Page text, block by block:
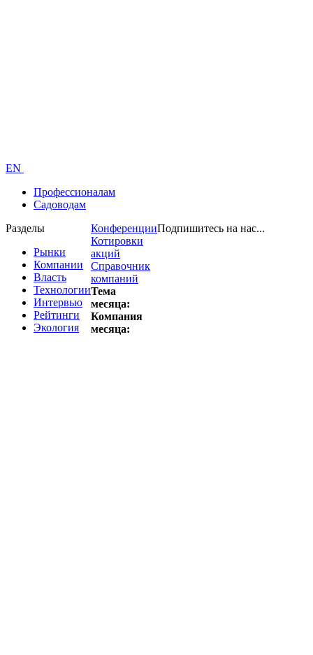
EN
Профессионалам
Садоводам
Разделы
Рынки
Компании
Власть
Технологии
Интервью
Рейтинги
Экология
Конференции
Котировки
акций
Справочник
компаний
Тема
месяца:
Компания
месяца:
Подпишитесь на нас...